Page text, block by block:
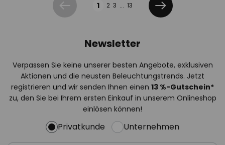
Zurück 1 2 3 ... 13
Weiter
Newsletter
Verpassen Sie keine unserer besten Angebote, exklusiven
Aktionen und die neusten Beleuchtungstrends. Jetzt
registrieren und wir senden Ihnen einen 13 %-Gutschein*
zu, den Sie bei Ihrem ersten Einkauf in unserem Onlineshop
einlösen können!
Privatkunde Unternehmen